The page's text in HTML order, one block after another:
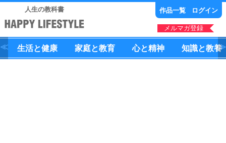
人生の教科書 作品一覧 ログイン
メルマガ登録
生活と健康 家庭と教育 心と精神 知識と教養